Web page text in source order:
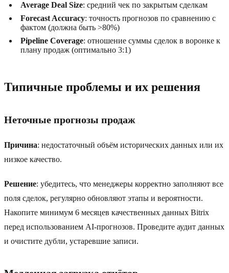
Average Deal Size: средний чек по закрытым сделкам
Forecast Accuracy: точность прогнозов по сравнению с
фактом (должна быть >80%)
Pipeline Coverage: отношение суммы сделок в воронке к
плану продаж (оптимально 3:1)
Типичные проблемы и их решения
Неточные прогнозы продаж
Причина: недостаточный объём исторических данных или их
низкое качество.
Решение: убедитесь, что менеджеры корректно заполняют все
поля сделок, регулярно обновляют этапы и вероятности.
Накопите минимум 6 месяцев качественных данных Bitrix
перед использованием AI-прогнозов. Проведите аудит данных
и очистите дубли, устаревшие записи.